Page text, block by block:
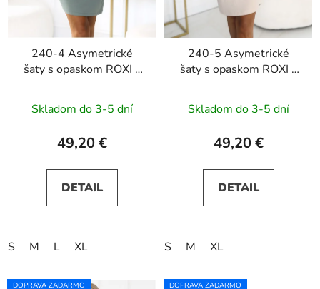
240-4 Asymetrické
šaty s opaskom ROXI -
Skladom do 3-5 dní
49,20 €
DETAIL
S M L XL
240-5 Asymetrické
šaty s opaskom ROXI -
Skladom do 3-5 dní
49,20 €
DETAIL
S M XL
DOPRAVA ZADARMO DOPRAVA ZADARMO